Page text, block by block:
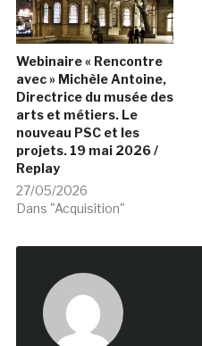
contemporain et
attentives aux enjeux
sociaux et
environnementaux. Au
cœur du projet,…
Webinaire « Rencontre
avec » Michèle Antoine,
Directrice du musée des
arts et métiers. Le
nouveau PSC et les
projets. 19 mai 2026 /
Replay
27/05/2026
Dans "Acquisition"